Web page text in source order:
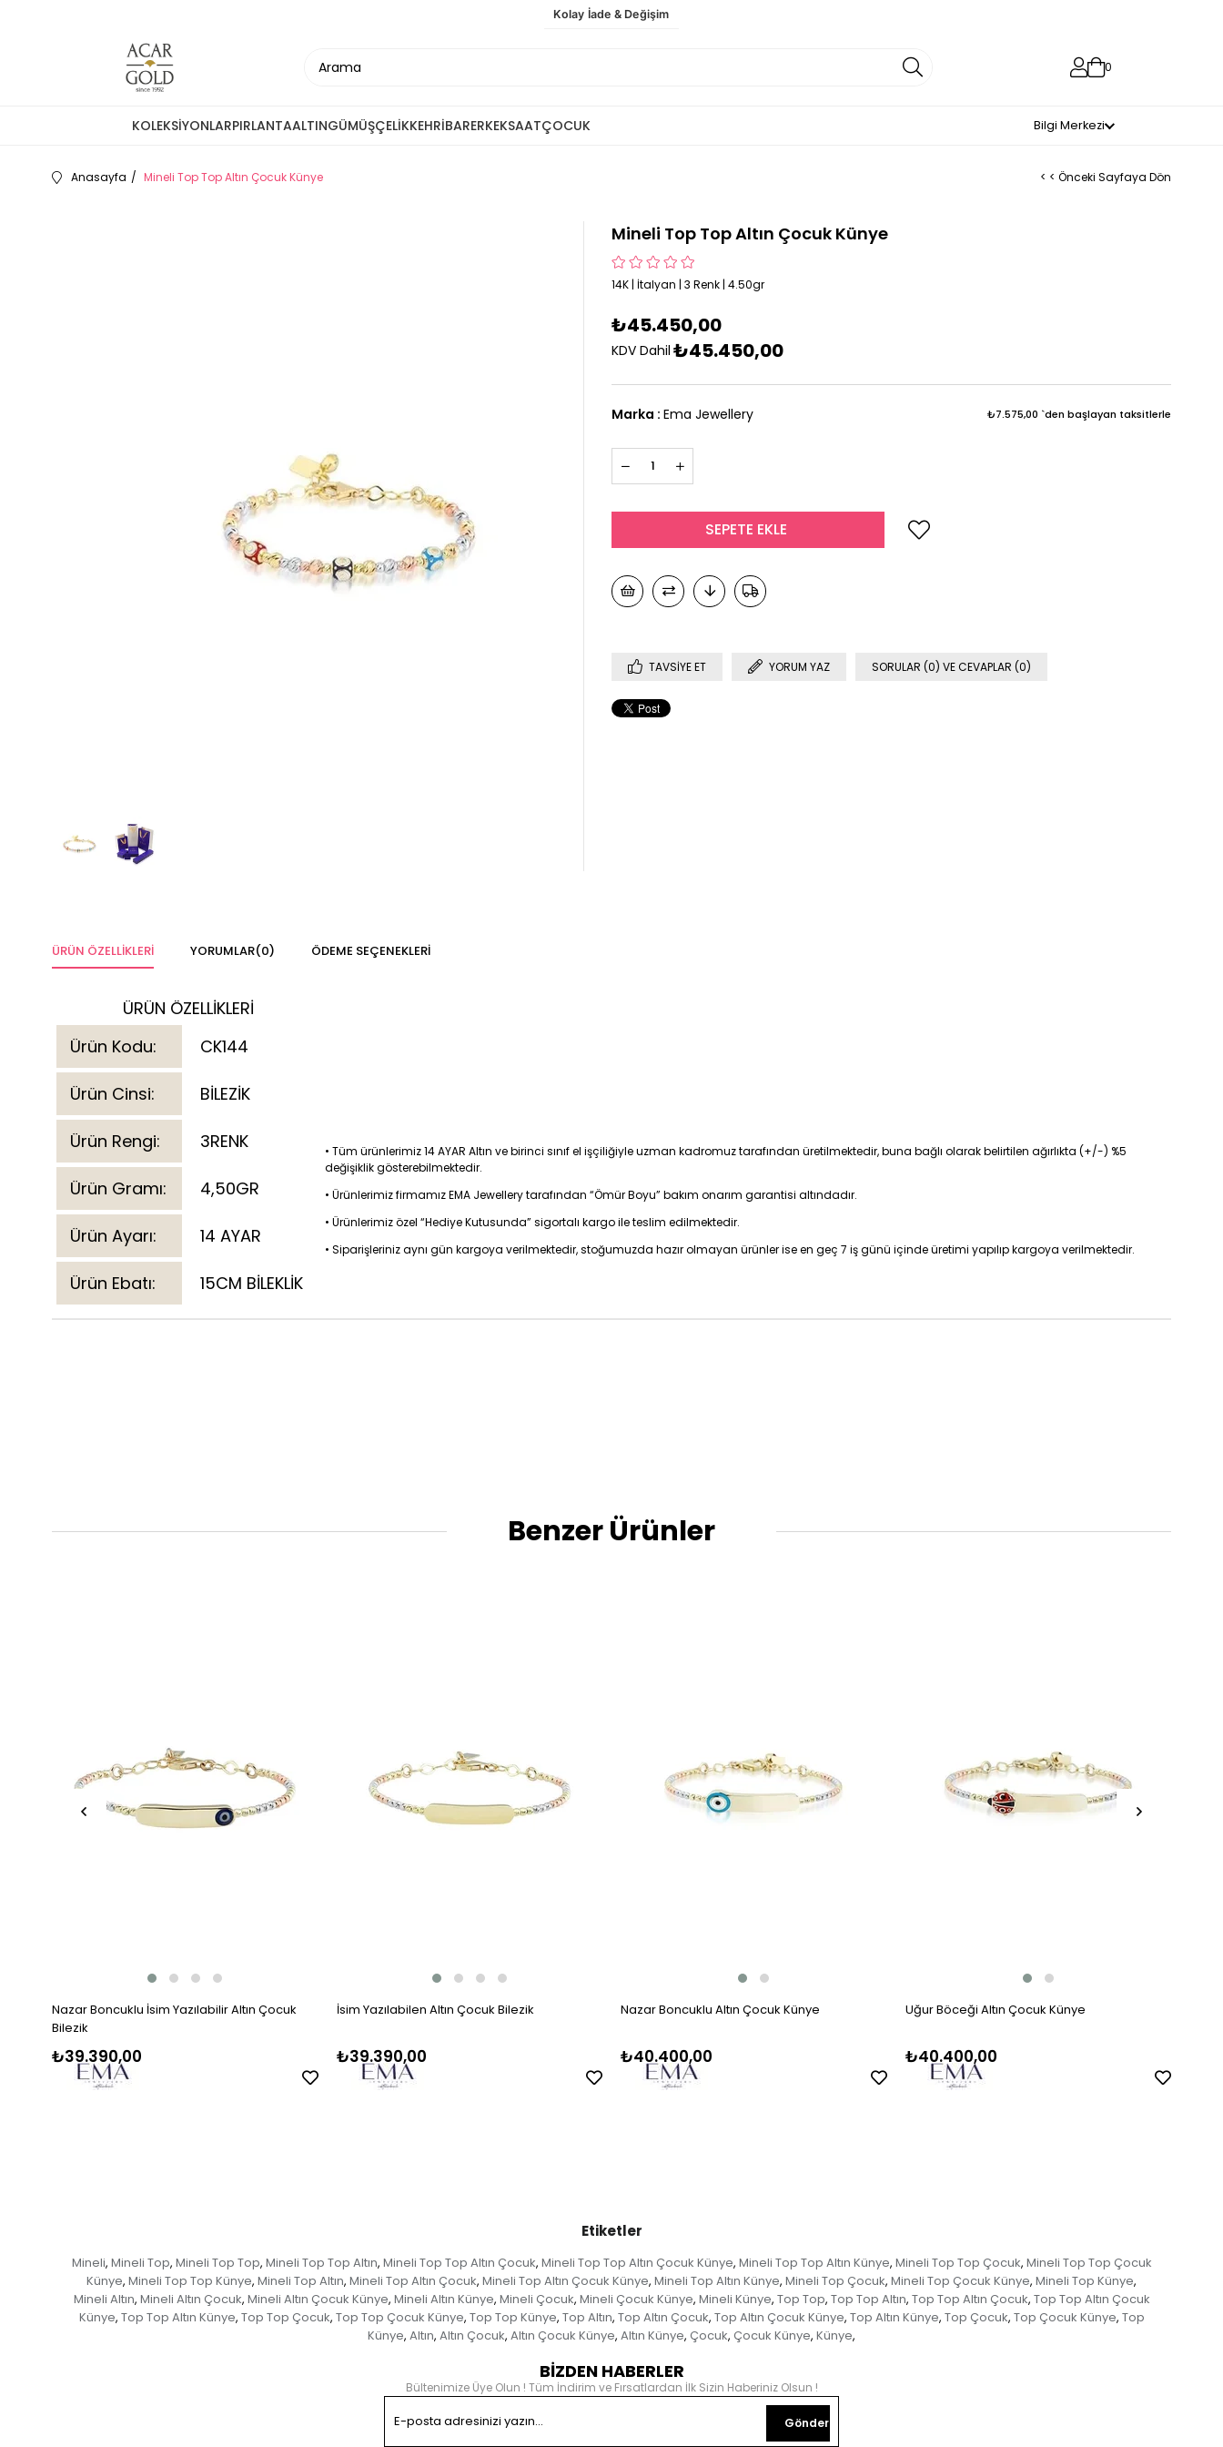
Kolay İade & Değişim
0
KOLEKSİYONLARPIRLANTAALTINGÜMÜŞÇELİKKEHRİBARERKEKSAATÇOCUK Bilgi Merkezi
Anasayfa Mineli Top Top Altın Çocuk Künye < < Önceki Sayfaya Dön
Mineli Top Top Altın Çocuk Künye
14K | İtalyan | 3 Renk | 4.50gr
₺45.450,00
KDV Dahil ₺45.450,00
Marka : Ema Jewellery ₺7.575,00 `den başlayan taksitlerle
TAVSIYE ET YORUM YAZ SORULAR (0) VE CEVAPLAR (0)
ÜRÜN ÖZELLIKLERI YORUMLAR(0) ÖDEME SEÇENEKLERI
ÜRÜN ÖZELLİKLERİ
Ürün Kodu:
CK144
Ürün Cinsi: BİLEZİK
Ürün Rengi: 3RENK
Ürün Gramı: 4,50GR
Ürün Ayarı: 14 AYAR
Ürün Ebatı: 15CM BİLEKLİK
• Tüm ürünlerimiz 14 AYAR Altın ve birinci sınıf el işçiliğiyle uzman kadromuz tarafından üretilmektedir, buna bağlı olarak belirtilen ağırlıkta (+/-) %5
değişiklik gösterebilmektedir.
• Ürünlerimiz firmamız EMA Jewellery tarafından “Ömür Boyu” bakım onarım garantisi altındadır.
• Ürünlerimiz özel “Hediye Kutusunda” sigortalı kargo ile teslim edilmektedir.
• Siparişleriniz aynı gün kargoya verilmektedir, stoğumuzda hazır olmayan ürünler ise en geç 7 iş günü içinde üretimi yapılıp kargoya verilmektedir.
Benzer Ürünler
Nazar Boncuklu İsim Yazılabilir Altın Çocuk
Bilezik
₺39.390,00
İsim Yazılabilen Altın Çocuk Bilezik
₺39.390,00
Nazar Boncuklu Altın Çocuk Künye
₺40.400,00
Uğur Böceği Altın Çocuk Künye
₺40.400,00
Etiketler
Mineli, Mineli Top, Mineli Top Top, Mineli Top Top Altın, Mineli Top Top Altın Çocuk, Mineli Top Top Altın Çocuk Künye, Mineli Top Top Altın Künye, Mineli Top Top Çocuk, Mineli Top Top Çocuk
Künye, Mineli Top Top Künye, Mineli Top Altın, Mineli Top Altın Çocuk, Mineli Top Altın Çocuk Künye, Mineli Top Altın Künye, Mineli Top Çocuk, Mineli Top Çocuk Künye, Mineli Top Künye,
Mineli Altın, Mineli Altın Çocuk, Mineli Altın Çocuk Künye, Mineli Altın Künye, Mineli Çocuk, Mineli Çocuk Künye, Mineli Künye, Top Top, Top Top Altın, Top Top Altın Çocuk, Top Top Altın Çocuk
Künye, Top Top Altın Künye, Top Top Çocuk, Top Top Çocuk Künye, Top Top Künye, Top Altın, Top Altın Çocuk, Top Altın Çocuk Künye, Top Altın Künye, Top Çocuk, Top Çocuk Künye, Top
Künye, Altın, Altın Çocuk, Altın Çocuk Künye, Altın Künye, Çocuk, Çocuk Künye, Künye,
BİZDEN HABERLER
Bültenimize Üye Olun ! Tüm İndirim ve Fırsatlardan İlk Sizin Haberiniz Olsun !
Gönder